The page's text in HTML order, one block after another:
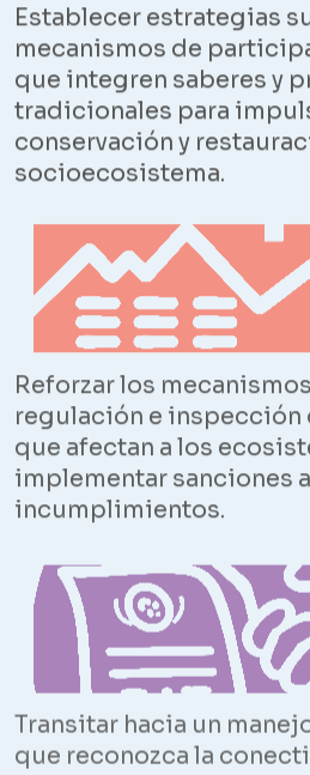
Establecer estrategias
mecanismos de
que integren saberes y
tradicionales para
conservación y
socioecosistema.
Reforzar los
regulación e inspección
que afectan a los
implementar sanciones
incumplimientos.
Transitar hacia un
que reconozca la